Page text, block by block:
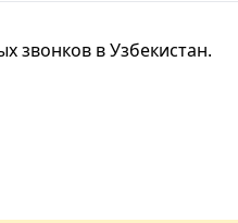
звонков в Узбекистан.